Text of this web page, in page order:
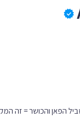
הפאן והכושר = זה